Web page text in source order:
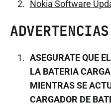
Nokia Software
ADVERTENCIAS
ASEGURATE QUE
LA BATERIA
MIENTRAS SE
CARGADOR DE